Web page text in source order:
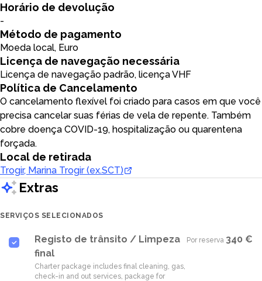
Horário de devolução
-
Método de pagamento
Moeda local, Euro
Licença de navegação necessária
Licença de navegação padrão, licença VHF
Política de Cancelamento
O cancelamento flexível foi criado para casos em que você
precisa cancelar suas férias de vela de repente. Também
cobre doença COVID-19, hospitalização ou quarentena
forçada.
Local de retirada
Trogir, Marina Trogir (ex.SCT)
Extras
SERVIÇOS SELECIONADOS
Registo de trânsito / Limpeza
final
Charter package includes final cleaning, gas,
check-in and out services, package for
Por reserva·340 €